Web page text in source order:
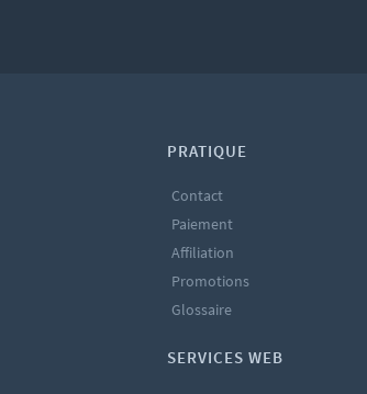
PRATIQUE
Contact
Paiement
Affiliation
Promotions
Glossaire
SERVICES WEB